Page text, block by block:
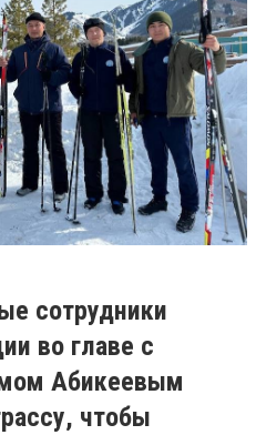
сотрудники
во главе с
Абикеевым
чтобы